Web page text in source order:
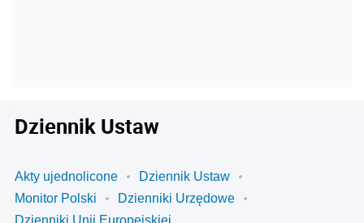
Dziennik Ustaw
Akty ujednolicone
Dziennik Ustaw
Monitor Polski
Dzienniki Urzędowe
Dzienniki Unii Europejskiej